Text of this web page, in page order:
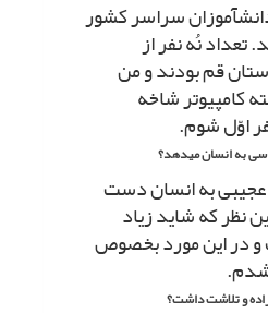
سراسر کشور
تعداد نُه نفر از
قم بودند و من
کامپیوتر شاخه
اوّل شوم.
به انسان مى‏دهد؟
به انسان دست
نظر که شاید زیاد
در این مورد بخصوص
و تلاشت داشت؟